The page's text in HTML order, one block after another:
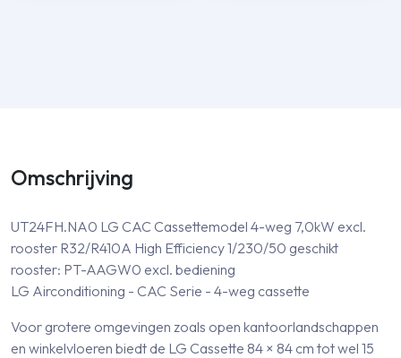
Omschrijving
UT24FH.NA0 LG CAC Cassettemodel 4-weg 7,0kW excl.
rooster R32/R410A High Efficiency 1/230/50 geschikt
rooster: PT-AAGW0 excl. bediening
LG Airconditioning - CAC Serie - 4-weg cassette
Voor grotere omgevingen zoals open kantoorlandschappen
en winkelvloeren biedt de LG Cassette 84 × 84 cm tot wel 15